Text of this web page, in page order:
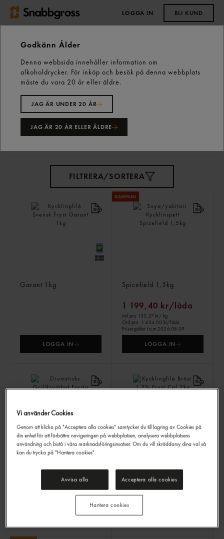
LOGGA IN BLI KUND
Start Vårt sortiment Kött, Chark & Fågel
Fryst
Fryst
FILTRERA/SORTERA
Garant 1kg
LOGGA IN
Spicefield 1,5kg
1 199,40 kr/låda
Jmf.pris 133,27 kr/ kg
Ord.pris
1 434,00 kr/låda
Priset gäller t.o.m 2026.08.09
LOGGA IN
Drumsticks Grillkryddad
Frysta
Kycklingfilé Bröst 1.2%
Vi använder Cookies
Genom att klicka på "Acceptera alla cookies" samtycker du till lagring av Cookies på
din enhet för att förbättra navigeringen på webbplatsen, analysera webbplatsens
användning och bistå i våra marknadsföringsinsatser. Om du vill skräddarsy dina val så
kan du trycka på "Hantera cookies".
Avvisa alla Acceptera alla cookies
Hantera cookies
Godkänn Ålder
Denna webbsida innehåller information om
alkoholdrycker. För inköp och besök på denna webbplats
måste du vara 20 år eller äldre.
JAG ÄR UNDER 20 ÅR
JAG ÄR 20 ÅR ELLER ÄLDRE